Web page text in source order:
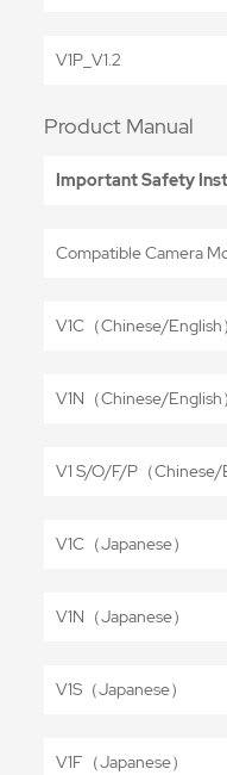
V1P_V1.2
Product Manual
Important Safety
Compatible Camera
V1C（Chinese/English）
V1N（Chinese/English）
V1 S/O/F/P（Chinese/
V1C（Japanese）
V1N（Japanese）
V1S（Japanese）
V1F（Japanese）